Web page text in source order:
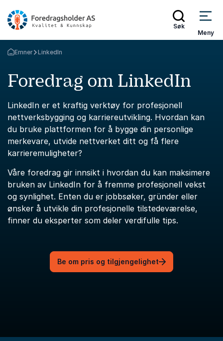
Søk
Meny
Gå tilbake til startsiden
Emner LinkedIn
Foredrag om LinkedIn
LinkedIn er et kraftig verktøy for profesjonell
nettverksbygging og karriereutvikling. Hvordan kan
du bruke plattformen for å bygge din personlige
merkevare, utvide nettverket ditt og få flere
karrieremuligheter?
Våre foredrag gir innsikt i hvordan du kan maksimere
bruken av LinkedIn for å fremme profesjonell vekst
og synlighet. Enten du er jobbsøker, gründer eller
ønsker å utvikle din profesjonelle tilstedeværelse,
finner du eksperter som deler verdifulle tips.
Be om pris og tilgjengelighet